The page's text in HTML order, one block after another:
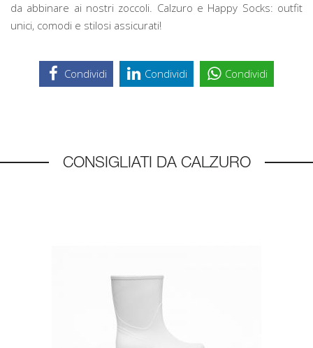
da abbinare ai nostri zoccoli. Calzuro e Happy Socks: outfit
unici, comodi e stilosi assicurati!
Condividi Condividi Condividi
CONSIGLIATI DA CALZURO